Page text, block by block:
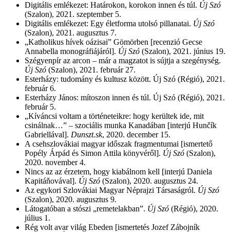
Digitális emlékezet: Határokon, korokon innen és túl. Új Szó
(Szalon), 2021. szeptember 5.
Digitális emlékezet: Egy életforma utolsó pillanatai. Új Szó
(Szalon), 2021. augusztus 7.
„Katholikus hívek oázisai” Gömörben [recenzió Gecse
Annabella monográfiájáról]. Új Szó (Szalon), 2021. június 19.
Szégyenpír az arcon – már a magzatot is sújtja a szegénység.
Új Szó (Szalon), 2021. február 27.
Esterházy: tudomány és kultusz között. Új Szó (Régió), 2021.
február 6.
Esterházy János: mítoszon innen és túl. Új Szó (Régió), 2021.
február 5.
„Kíváncsi voltam a történeteikre: hogy kerültek ide, mit
csinálnak…” – szociális munka Kanadában [interjú Hunčík
Gabriellával]. Dunszt.sk, 2020. december 15.
A csehszlovákiai magyar időszak fragmentumai [ismertető
Popély Árpád és Simon Attila könyvéről]. Új Szó (Szalon),
2020. november 4.
Nincs az az érzetem, hogy kiabálnom kell [interjú Daniela
Kapitáňovával]. Új Szó (Szalon), 2020. augusztus 24.
Az egykori Szlovákiai Magyar Néprajzi Társaságról. Új Szó
(Szalon), 2020. augusztus 9.
Látogatóban a stószi „remetelakban”. Új Szó (Régió), 2020.
július 1.
Rég volt avar világ Ebeden [ismertetés Jozef Zábojník